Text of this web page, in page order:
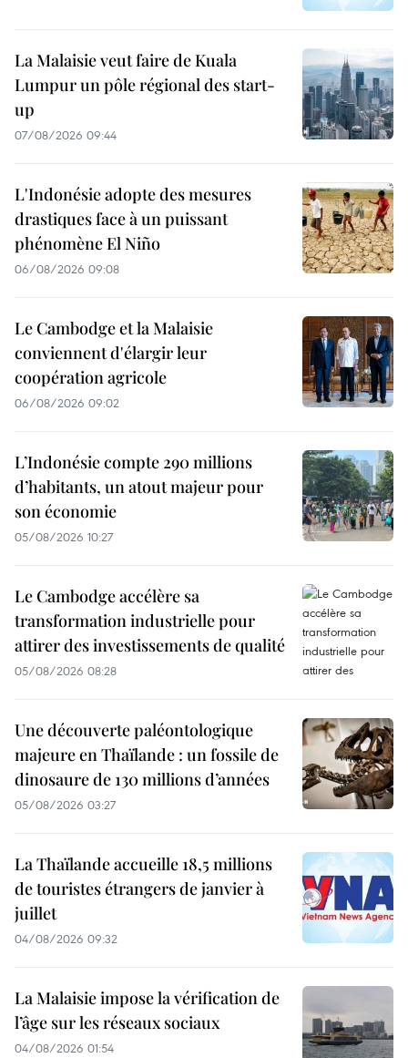
La Malaisie veut faire de Kuala
Lumpur un pôle régional des start-
up
07/08/2026 09:44
L'Indonésie adopte des mesures
drastiques face à un puissant
phénomène El Niño
06/08/2026 09:08
Le Cambodge et la Malaisie
conviennent d'élargir leur
coopération agricole
06/08/2026 09:02
L’Indonésie compte 290 millions
d’habitants, un atout majeur pour
son économie
05/08/2026 10:27
Le Cambodge accélère sa
transformation industrielle pour
attirer des investissements de qualité
05/08/2026 08:28
Une découverte paléontologique
majeure en Thaïlande : un fossile de
dinosaure de 130 millions d’années
05/08/2026 03:27
La Thaïlande accueille 18,5 millions
de touristes étrangers de janvier à
juillet
04/08/2026 09:32
La Malaisie impose la vérification de
l’âge sur les réseaux sociaux
04/08/2026 01:54